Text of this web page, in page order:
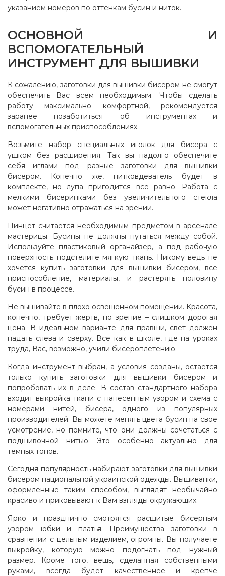
указанием номеров по оттенкам бусин и ниток.
ОСНОВНОЙ И
ВСПОМОГАТЕЛЬНЫЙ
ИНСТРУМЕНТ ДЛЯ ВЫШИВКИ
К сожалению, заготовки для вышивки бисером не смогут
обеспечить Вас всем необходимым. Чтобы сделать
работу максимально комфортной, рекомендуется
заранее позаботиться об инструментах и
вспомогательных приспособлениях.
Возьмите набор специальных иголок для бисера с
ушком без расширения. Так вы надолго обеспечите
себя иглами под разные заготовки для вышивки
бисером. Конечно же, нитковдеватель будет в
комплекте, но лупа пригодится все равно. Работа с
мелкими бисеринками без увеличительного стекла
может негативно отражаться на зрении.
Пинцет считается необходимым предметом в арсенале
мастерицы. Бусины не должны путаться между собой.
Используйте пластиковый органайзер, а под рабочую
поверхность подстелите мягкую ткань. Никому ведь не
хочется купить заготовки для вышивки бисером, все
приспособление, материалы, и растерять половину
бусин в процессе.
Не вышивайте в плохо освещенном помещении. Красота,
конечно, требует жертв, но зрение – слишком дорогая
цена. В идеальном варианте для правши, свет должен
падать слева и сверху. Все как в школе, где на уроках
труда, Вас, возможно, учили бисероплетению.
Когда инструмент выбран, а условия созданы, остается
только купить заготовки для вышивки бисером и
попробовать их в деле. В состав стандартного набора
входит выкройка ткани с нанесенным узором и схема с
номерами нитей, бисера, одного из популярных
производителей. Вы можете менять цвета бусин на свое
усмотрение, но помните, что они должны сочетаться с
подшивочной нитью. Это особенно актуально для
темных тонов.
Сегодня популярность набирают заготовки для вышивки
бисером национальной украинской одежды. Вышиванки,
оформленные таким способом, выглядят необычайно
красиво и приковывают к Вам взгляды окружающих.
Ярко и празднично смотрятся расшитые бисерным
узором юбки и платья. Преимущества заготовки в
сравнении с цельным изделием, огромны. Вы получаете
выкройку, которую можно подогнать под нужный
размер. Кроме того, вещь, сделанная собственными
руками, всегда будет качественнее и крепче